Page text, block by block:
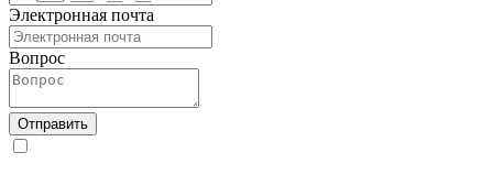
Электронная почта
Вопрос
Отправить